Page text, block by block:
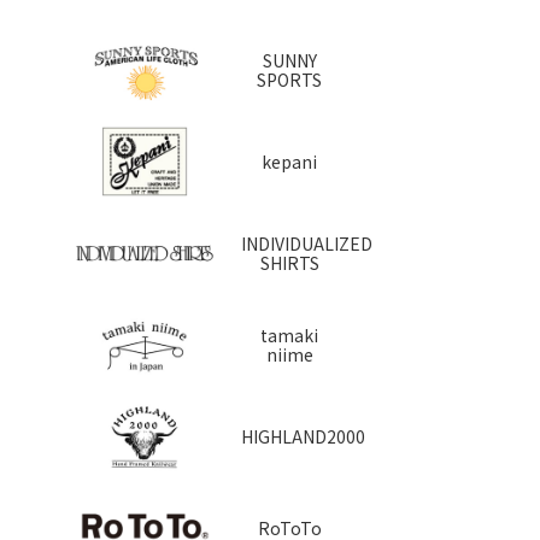
SUNNY
SPORTS
kepani
INDIVIDUALIZED
SHIRTS
tamaki
niime
HIGHLAND2000
RoToTo